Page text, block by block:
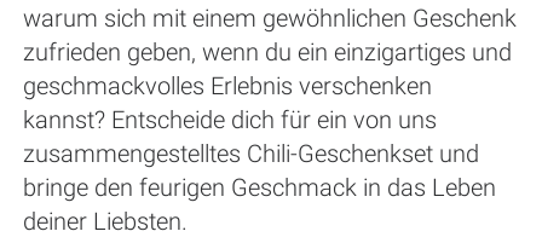
warum sich mit einem gewöhnlichen Geschenk
zufrieden geben, wenn du ein einzigartiges und
geschmackvolles Erlebnis verschenken
kannst? Entscheide dich für ein von uns
zusammengestelltes Chili-Geschenkset und
bringe den feurigen Geschmack in das Leben
deiner Liebsten.